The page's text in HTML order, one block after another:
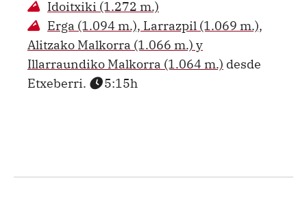
Idoitxiki (1.272 m.)
Erga (1.094 m.), Larrazpil (1.069 m.),
Alitzako Malkorra (1.066 m.) y
Illarraundiko Malkorra (1.064 m.) desde
Etxeberri.
5:15h